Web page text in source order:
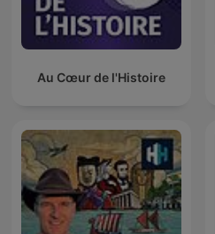
Au Cœur de l'Histoire